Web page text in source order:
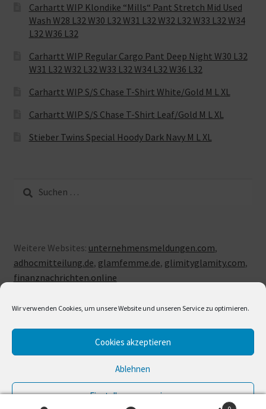
Wir verwenden Cookies, um unsere Website und unseren Service zu optimieren.
Cookies akzeptieren
Ablehnen
Einstellungen anzeigen
Carhartt WIP Klondike “Mills“ Pant Stretch Mid Used
Wash W28 L32 W30 L32 W31 L32 W32 L32 W33 L32 W34
L32 W36 L32
Carhartt WIP Regular Cargo Pant Deep Night W30 L32
W31 L32 W32 L32 W33 L32 W34 L32 W36 L32
Carhartt WIP S/S Chase T-Shirt White/Gold M L XL
Carhartt WIP S/S Chase T-Shirt Leaf/Gold M L XL
Stieber Twins Special Hoody Dark Navy M L XL
nach:
Weitere Websites: unternehmensmeldungen.com,
adhocmitteilung.de, glamfemme.de, glimityglamity.com,
finanznachrichten.online
© LUXUSLOVE 2026
Erstellt mit Storefront & WooCommerce